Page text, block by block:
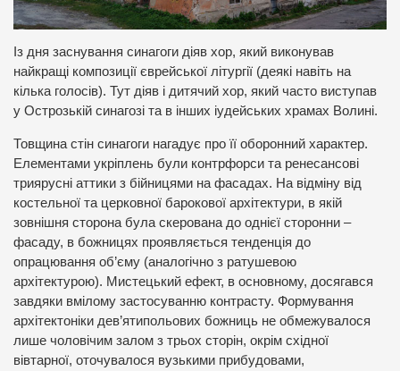
Із дня заснування синагоги діяв хор, який виконував
найкращі композиції єврейської літургії (деякі навіть на
кілька голосів). Тут діяв і дитячий хор, який часто виступав
у Острозькій синагозі та в інших іудейських храмах Волині.
Товщина стін синагоги нагадує про її оборонний характер.
Елементами укріплень були контрфорси та ренесансові
триярусні аттики з бійницями на фасадах. На відміну від
костельної та церковної барокової архітектури, в якій
зовнішня сторона була скерована до однієї сторонни –
фасаду, в божницях проявляється тенденція до
опрацювання об’єму (аналогічно з ратушевою
архітектурою). Мистецький ефект, в основному, досягався
завдяки вмілому застосуванню контрасту. Формування
архітектоніки дев’ятипольових божниць не обмежувалося
лише чоловічим залом з трьох сторін, окрім східної
вівтарної, оточувалося вузькими прибудовами,